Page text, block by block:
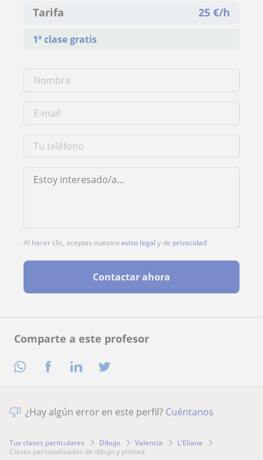
Comparte a este profesor
Tarifa 25 €/h
1ª clase gratis
Al hacer clic, aceptas nuestroaviso legal y de privacidad
Contactar ahora
¿Hay algún error en este perfil? Cuéntanos
Tus clases particulares Dibujo Valencia
L'Eliana
clases personalizadas de dibujo y pintura